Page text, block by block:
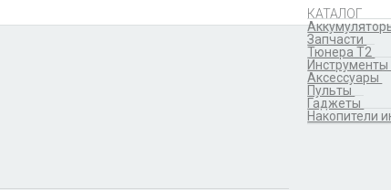
КАТАЛОГ
Запчасти
Тюнера T2
Инструменты
Аксессуары
Пульты
Гаджеты
Накопители